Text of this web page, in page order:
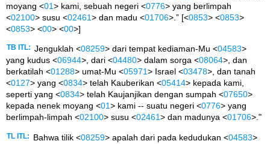
moyang <01> kami, sebuah negeri <0776> yang berlimpah
<02100> susu <02461> dan madu <01706>.” [<0853> <0853>
<0853> <00> <00>]
TB ITL: Jenguklah <08259> dari tempat kediaman-Mu <04583>
yang kudus <06944>, dari <04480> dalam sorga <08064>, dan
berkatilah <01288> umat-Mu <05971> Israel <03478>, dan tanah
<0127> yang <0834> telah Kauberikan <05414> kepada kami,
seperti yang <0834> telah Kaujanjikan dengan sumpah <07650>
kepada nenek moyang <01> kami -- suatu negeri <0776> yang
berlimpah-limpah <02100> susu <02461> dan madunya <01706>."
TL ITL: Bahwa tilik <08259> apalah dari pada kedudukan <04583>